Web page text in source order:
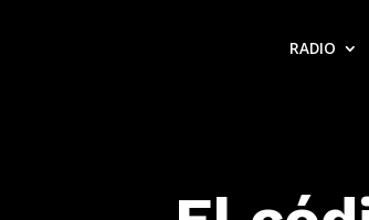
RADIO